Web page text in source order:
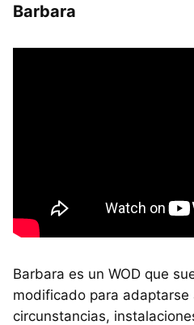
Barbara
Barbara es un WOD que
modificado para adaptarse
circunstancias,